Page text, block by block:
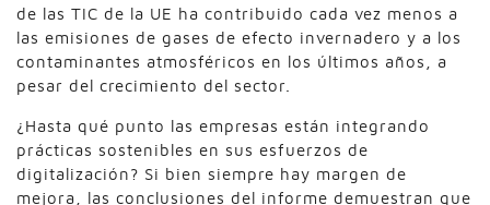
de las TIC de la UE ha contribuido cada vez menos a
las emisiones de gases de efecto invernadero y a los
contaminantes atmosféricos en los últimos años, a
pesar del crecimiento del sector.
¿Hasta qué punto las empresas están integrando
prácticas sostenibles en sus esfuerzos de
digitalización? Si bien siempre hay margen de
mejora, las conclusiones del informe demuestran que